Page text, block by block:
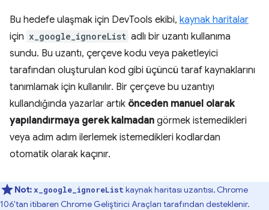
Bu hedefe ulaşmak için DevTools ekibi, kaynak haritalar
için x_google_ignoreList adlı bir uzantı kullanıma
sundu. Bu uzantı, çerçeve kodu veya paketleyici
tarafından oluşturulan kod gibi üçüncü taraf kaynaklarını
tanımlamak için kullanılır. Bir çerçeve bu uzantıyı
kullandığında yazarlar artık önceden manuel olarak
yapılandırmaya gerek kalmadan görmek istemedikleri
veya adım adım ilerlemek istemedikleri kodlardan
otomatik olarak kaçınır.
Not: x_google_ignoreList kaynak haritası uzantısı, Chrome
106'tan itibaren Chrome Geliştirici Araçları tarafından desteklenir.